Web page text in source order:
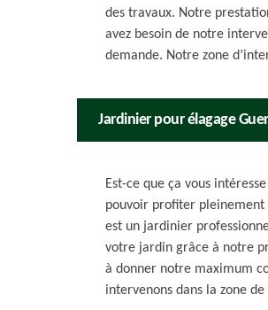
des travaux. Notre
avez besoin de notre
demande. Notre zone
Jardinier pour élagage
Est-ce que ça vous
pouvoir profiter pleinement
est un jardinier
votre jardin grâce à notre
à donner notre maximum
intervenons dans la zone